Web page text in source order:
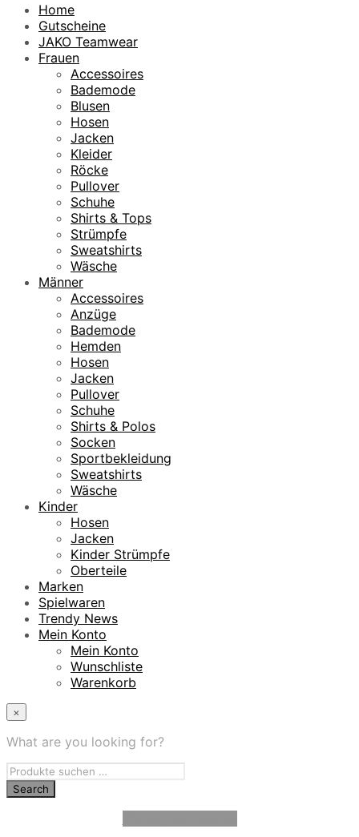
Home
Gutscheine
JAKO Teamwear
Frauen
Accessoires
Bademode
Blusen
Hosen
Jacken
Kleider
Röcke
Pullover
Schuhe
Shirts & Tops
Strümpfe
Sweatshirts
Wäsche
Männer
Accessoires
Anzüge
Bademode
Hemden
Hosen
Jacken
Pullover
Schuhe
Shirts & Polos
Socken
Sportbekleidung
Sweatshirts
Wäsche
Kinder
Hosen
Jacken
Kinder Strümpfe
Oberteile
Marken
Spielwaren
Trendy News
Mein Konto
Mein Konto
Wunschliste
Warenkorb
×
What are you looking for?